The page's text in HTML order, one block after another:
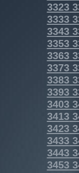
3323
3333
3343
3353
3363
3373
3383
3393
3403
3413
3423
3433
3443
3453